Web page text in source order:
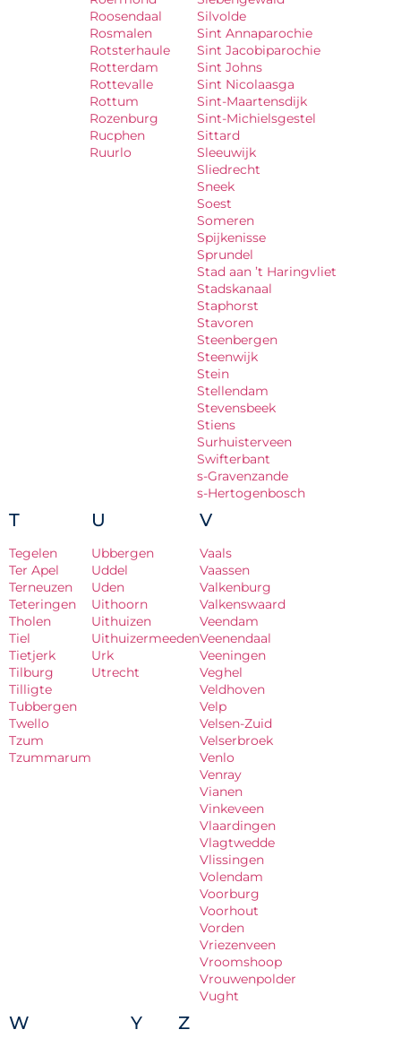
Roosendaal
Rosmalen
Rotsterhaule
Rotterdam
Rottevalle
Rottum
Rozenburg
Rucphen
Ruurlo
Silvolde
Sint Annaparochie
Sint Jacobiparochie
Sint Johns
Sint Nicolaasga
Sint-Maartensdijk
Sint-Michielsgestel
Sittard
Sleeuwijk
Sliedrecht
Sneek
Soest
Someren
Spijkenisse
Sprundel
Stad aan ’t Haringvliet
Stadskanaal
Staphorst
Stavoren
Steenbergen
Steenwijk
Stein
Stellendam
Stevensbeek
Stiens
Surhuisterveen
Swifterbant
s-Gravenzande
s-Hertogenbosch
T
Tegelen
Ter Apel
Terneuzen
Teteringen
Tholen
Tiel
Tietjerk
Tilburg
Tilligte
Tubbergen
Twello
Tzum
Tzummarum
U
Ubbergen
Uddel
Uden
Uithoorn
Uithuizen
Uithuizermeeden
Urk
Utrecht
V
Vaals
Vaassen
Valkenburg
Valkenswaard
Veendam
Veenendaal
Veeningen
Veghel
Veldhoven
Velp
Velsen-Zuid
Velserbroek
Venlo
Venray
Vianen
Vinkeveen
Vlaardingen
Vlagtwedde
Vlissingen
Volendam
Voorburg
Voorhout
Vorden
Vriezenveen
Vroomshoop
Vrouwenpolder
Vught
W Y Z